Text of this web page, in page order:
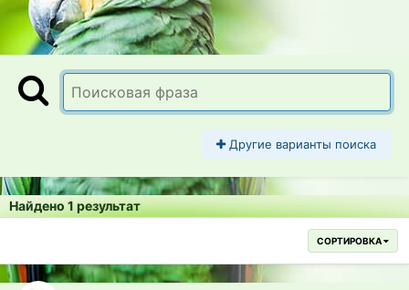
Другие варианты поиска
Найдено 1 результат
СОРТИРОВКА